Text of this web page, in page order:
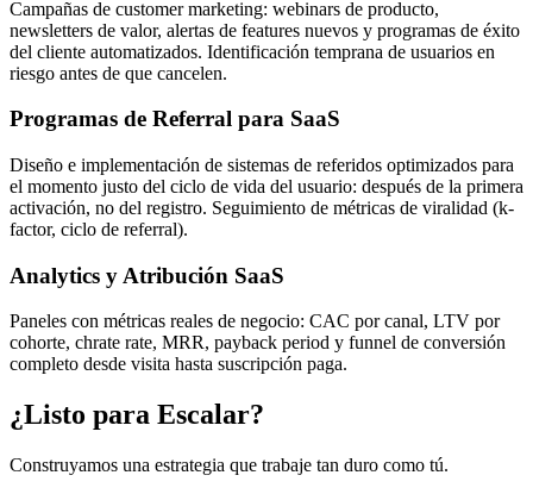
Campañas de customer marketing: webinars de producto,
newsletters de valor, alertas de features nuevos y programas de éxito
del cliente automatizados. Identificación temprana de usuarios en
riesgo antes de que cancelen.
Programas de Referral para SaaS
Diseño e implementación de sistemas de referidos optimizados para
el momento justo del ciclo de vida del usuario: después de la primera
activación, no del registro. Seguimiento de métricas de viralidad (k-
factor, ciclo de referral).
Analytics y Atribución SaaS
Paneles con métricas reales de negocio: CAC por canal, LTV por
cohorte, chrate rate, MRR, payback period y funnel de conversión
completo desde visita hasta suscripción paga.
¿Listo para Escalar?
Construyamos una estrategia que trabaje tan duro como tú.